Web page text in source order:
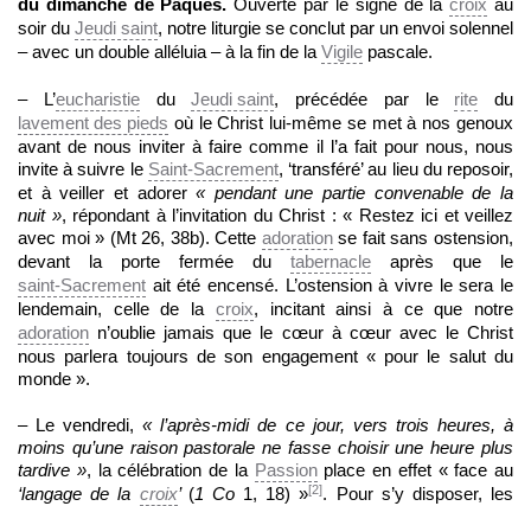
du dimanche de Pâques. Ouverte par le signe de lacroix au
soir du Jeudi saint, notre liturgie se conclut par un envoi solennel
– avec un double alléluia – à la fin de la Vigile pascale.
– L’eucharistieduJeudi saint, précédée par le rite du
lavement des pieds où le Christ lui-même se met à nos genoux
avant de nous inviter à faire comme il l’a fait pour nous, nous
invite à suivre le Saint-Sacrement, ‘transféré’ au lieu du reposoir,
et à veiller et adorer« pendant une partie convenable de la
nuit », répondant à l’invitation du Christ : « Restez ici et veillez
avec moi » (Mt 26, 38b). Cette adorationse fait sans ostension,
devant la porte fermée du tabernacle après que le
saint-Sacrement ait été encensé. L’ostension à vivre le sera le
lendemain, celle de la croix, incitant ainsi à ce que notre
adoration n’oublie jamais que le cœur à cœur avec le Christ
nous parlera toujours de son engagement « pour le salut du
monde ».
– Le vendredi,« l’après-midi de ce jour, vers trois heures, à
moins qu’une raison pastorale ne fasse choisir une heure plus
tardive », la célébration de la Passionplace en effet « face au
‘langage de la croix’ (1 Co 1, 18) »[2]. Pour s’y disposer, les